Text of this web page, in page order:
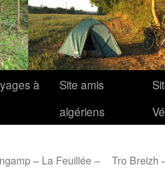
à
Site amis
algériens
– La Feuillée –
Tro Breizh